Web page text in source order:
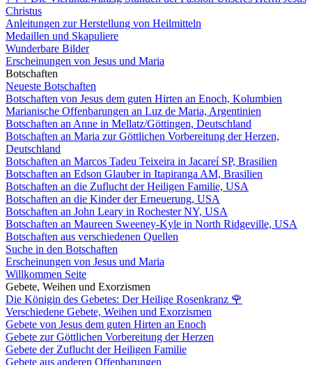
Christus
Anleitungen zur Herstellung von Heilmitteln
Medaillen und Skapuliere
Wunderbare Bilder
Erscheinungen von Jesus und Maria
Botschaften
Neueste Botschaften
Botschaften von Jesus dem guten Hirten an Enoch, Kolumbien
Marianische Offenbarungen an Luz de Maria, Argentinien
Botschaften an Anne in Mellatz/Göttingen, Deutschland
Botschaften an Maria zur Göttlichen Vorbereitung der Herzen,
Deutschland
Botschaften an Marcos Tadeu Teixeira in Jacareí SP, Brasilien
Botschaften an Edson Glauber in Itapiranga AM, Brasilien
Botschaften an die Zuflucht der Heiligen Familie, USA
Botschaften an die Kinder der Erneuerung, USA
Botschaften an John Leary in Rochester NY, USA
Botschaften an Maureen Sweeney-Kyle in North Ridgeville, USA
Botschaften aus verschiedenen Quellen
Suche in den Botschaften
Erscheinungen von Jesus und Maria
Willkommen Seite
Gebete, Weihen und Exorzismen
Die Königin des Gebetes: Der Heilige Rosenkranz 🌹
Verschiedene Gebete, Weihen und Exorzismen
Gebete von Jesus dem guten Hirten an Enoch
Gebete zur Göttlichen Vorbereitung der Herzen
Gebete der Zuflucht der Heiligen Familie
Gebete aus anderen Offenbarungen